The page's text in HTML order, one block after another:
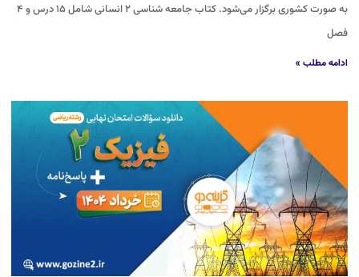
به صورت کشوری برگزار می‌شود. کتاب جامعه شناسی ۲ انسانی شامل ۱۵ درس و ۴
فصل
ادامه مطلب »